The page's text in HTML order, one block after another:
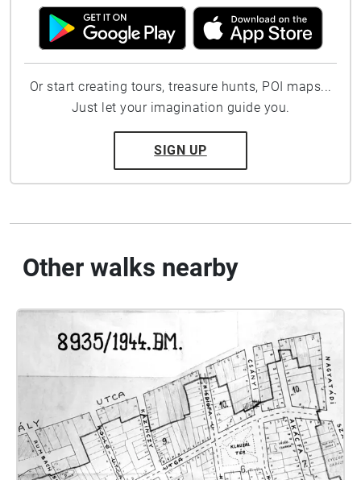
Or start creating tours, treasure hunts, POI maps...
Just let your imagination guide you.
SIGN UP
Other walks nearby